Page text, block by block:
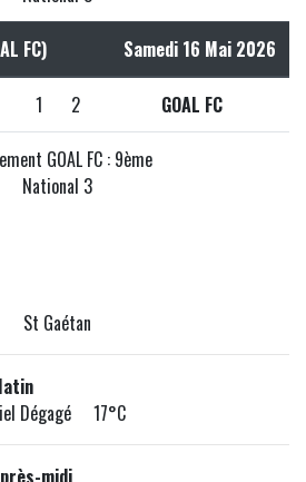
FC) Samedi 16 Mai 2026
1 2 GOAL FC
GOAL FC : 9ème
National 3
St Gaétan
Dégagé 17°C